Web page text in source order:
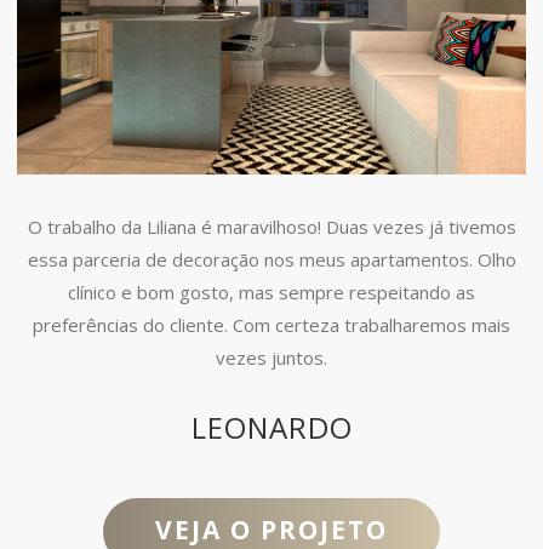
O trabalho da Liliana é maravilhoso! Duas vezes já tivemos
essa parceria de decoração nos meus apartamentos. Olho
clínico e bom gosto, mas sempre respeitando as
preferências do cliente. Com certeza trabalharemos mais
vezes juntos.
LEONARDO
VEJA O PROJETO